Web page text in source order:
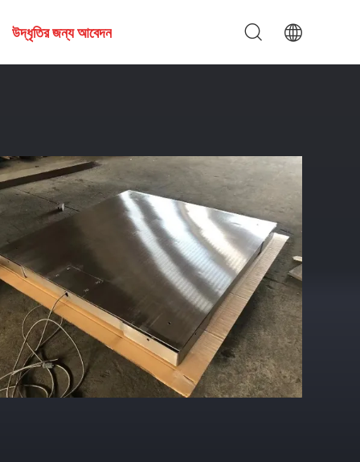
উদ্ধৃতির জন্য আবেদন